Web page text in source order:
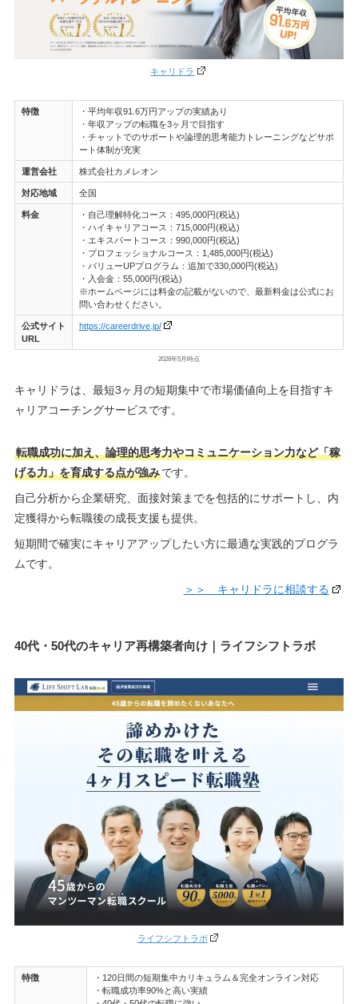
キャリドラ
特徴
・平均年収91.6万円アップの実績あり
・年収アップの転職を3ヶ月で目指す
・チャットでのサポートや論理的思考能力トレーニングなどサポ
ート体制が充実
運営会社 株式会社カメレオン
対応地域 全国
料金
・自己理解特化コース：495,000円(税込)
・ハイキャリアコース：715,000円(税込)
・エキスパートコース：990,000円(税込)
・プロフェッショナルコース：1,485,000円(税込)
・バリューUPプログラム：追加で330,000円(税込)
・入会金：55,000円(税込)
※ホームページには料金の記載がないので、最新料金は公式にお
問い合わせください。
公式サイト
URL
https://careerdrive.jp/
2026年5月時点
キャリドラは、最短3ヶ月の短期集中で市場価値向上を目指すキ
ャリアコーチングサービスです。
転職成功に加え、論理的思考力やコミュニケーション力など「稼
げる力」を育成する点が強みです。
自己分析から企業研究、面接対策までを包括的にサポートし、内
定獲得から転職後の成長支援も提供。
短期間で確実にキャリアアップしたい方に最適な実践的プログラ
ムです。
＞＞ キャリドラに相談する
40代・50代のキャリア再構築者向け｜ライフシフトラボ
ライフシフトラボ
特徴
・120日間の短期集中カリキュラム＆完全オンライン対応
・転職成功率90%と高い実績